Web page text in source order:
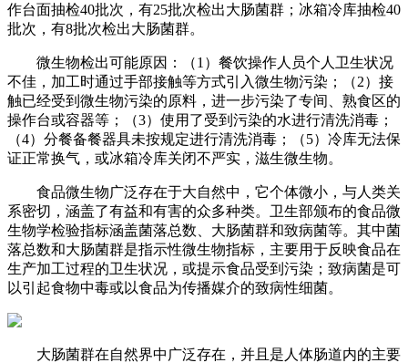
作台面抽检40批次，有25批次检出大肠菌群；冰箱冷库抽检40
批次，有8批次检出大肠菌群。
微生物检出可能原因：（1）餐饮操作人员个人卫生状况
不佳，加工时通过手部接触等方式引入微生物污染；（2）接
触已经受到微生物污染的原料，进一步污染了专间、熟食区的
操作台或容器等；（3）使用了受到污染的水进行清洗消毒；
（4）分餐备餐器具未按规定进行清洗消毒；（5）冷库无法保
证正常换气，或冰箱冷库关闭不严实，滋生微生物。
食品微生物广泛存在于大自然中，它个体微小，与人类关
系密切，涵盖了有益和有害的众多种类。卫生部颁布的食品微
生物学检验指标涵盖菌落总数、大肠菌群和致病菌等。其中菌
落总数和大肠菌群是指示性微生物指标，主要用于反映食品在
生产加工过程的卫生状况，或提示食品受到污染；致病菌是可
以引起食物中毒或以食品为传播媒介的致病性细菌。
大肠菌群在自然界中广泛存在，并且是人体肠道内的主要